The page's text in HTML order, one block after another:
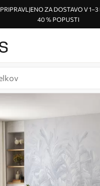
PRIPRAVLJENO ZA DOSTAVO V 1–3
40 % POPUSTI